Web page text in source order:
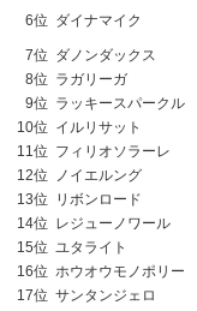
6位 ダイナマイク
7位 ダノンダックス
8位 ラガリーガ
9位 ラッキースパークル
10位 イルリサット
11位 フィリオソラーレ
12位 ノイエルング
13位 リボンロード
14位 レジューノワール
15位 ユタライト
16位 ホウオウモノポリー
17位 サンタンジェロ